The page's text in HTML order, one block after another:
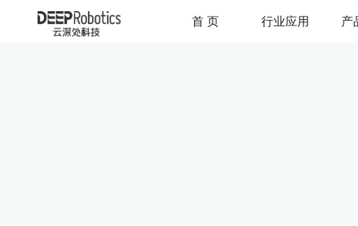
首 页 行业应用 产